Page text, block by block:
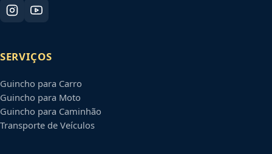
SERVIÇOS
Guincho para Carro
Guincho para Moto
Guincho para Caminhão
Transporte de Veículos